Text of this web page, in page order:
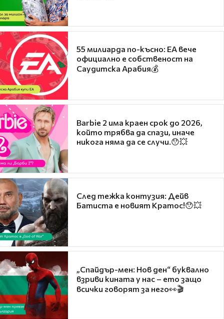
55 милиарда по-късно: EA вече
официално е собственост на
Саудитска Арабия💰
Barbie 2 има краен срок до 2026,
който трябва да спази, иначе
никога няма да се случи.😯💥
След тежка контузия: Дейв
Батиста е новият Кратос!😯💥
„Спайдър-мен: Нов ден“ буквално
взриви кината у нас – ето защо
всички говорят за него👀🎬